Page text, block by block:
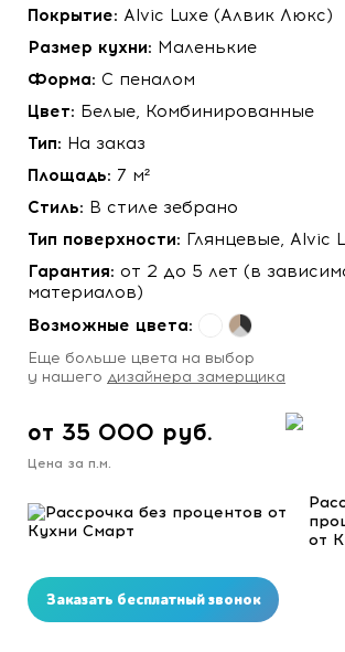
Покрытие: Alvic Luxe (Алвик Люкс)
Размер кухни: Маленькие
Форма: С пеналом
Цвет: Белые, Комбинированные
Тип: На заказ
Площадь: 7 м²
Стиль: В стиле зебрано
Тип поверхности: Глянцевые, Alvic
Гарантия: от 2 до 5 лет (в
материалов)
Возможные цвета:
Eще больше цвета на выбор
у нашего дизайнера замерщика
от 35 000 руб.
Цена за п.м.
от
Заказать бесплатный звонок